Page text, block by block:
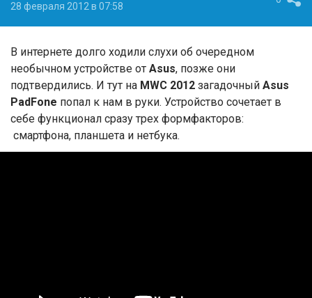
28 февраля 2012 в 07:58
В интернете долго ходили слухи об очередном
необычном устройстве от Asus, позже они
подтвердились. И тут на MWC 2012 загадочный Asus
PadFone попал к нам в руки. Устройство сочетает в
себе функционал сразу трех формфакторов:
смартфона, планшета и нетбука.